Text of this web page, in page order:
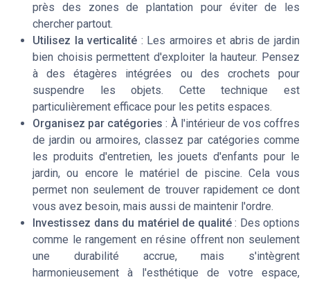
près des zones de plantation pour éviter de les
chercher partout.
Utilisez la verticalité : Les armoires et abris de jardin
bien choisis permettent d'exploiter la hauteur. Pensez
à des étagères intégrées ou des crochets pour
suspendre les objets. Cette technique est
particulièrement efficace pour les petits espaces.
Organisez par catégories : À l'intérieur de vos coffres
de jardin ou armoires, classez par catégories comme
les produits d'entretien, les jouets d'enfants pour le
jardin, ou encore le matériel de piscine. Cela vous
permet non seulement de trouver rapidement ce dont
vous avez besoin, mais aussi de maintenir l'ordre.
Investissez dans du matériel de qualité: Des options
comme le rangement en résine offrent non seulement
une durabilité accrue, mais s'intègrent
harmonieusement à l'esthétique de votre espace,